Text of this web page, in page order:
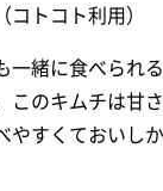
コトコト利用）
一緒に食べられ
このキムチは甘
やすくておいし